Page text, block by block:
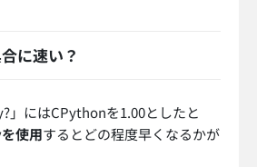
に速い？
」にはCPythonを1.00としたと
使用するとどの程度早くなるかが